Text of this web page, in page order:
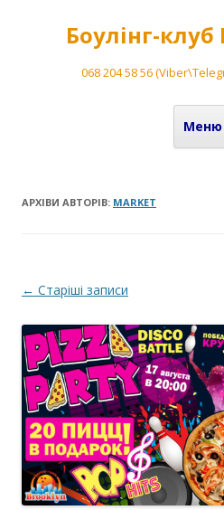
Боулінг-клуб
068 204 58 56
Меню
АРХІВИ АВТОРІВ: MARKET
Навігація по запису
← Старіші записи